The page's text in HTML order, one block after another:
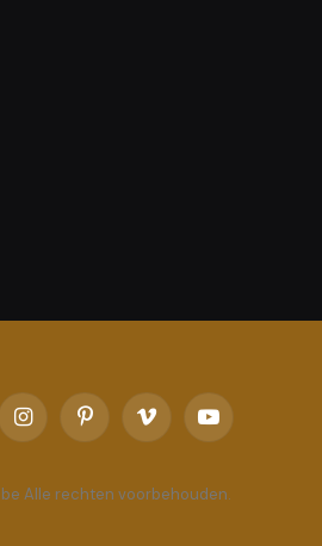
InstagramPinterestVimeo YouTube
Alle rechten voorbehouden.